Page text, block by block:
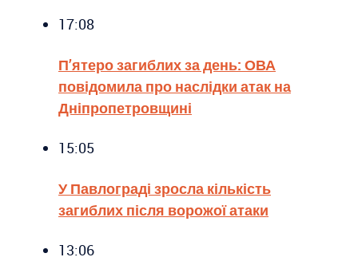
17:08
П’ятеро загиблих за день: ОВА
повідомила про наслідки атак на
Дніпропетровщині
15:05
У Павлограді зросла кількість
загиблих після ворожої атаки
13:06